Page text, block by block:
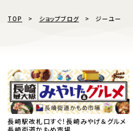
TOP ショップブログ ジーユー
長崎駅改札口すぐ！長崎みやげ＆グルメ